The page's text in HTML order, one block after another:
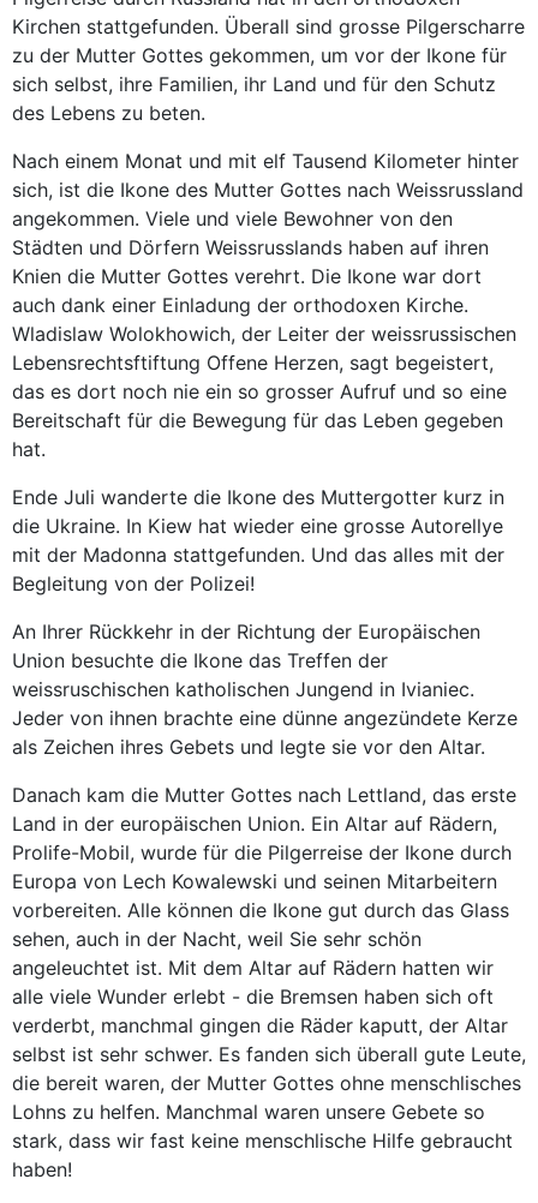
Kirchen stattgefunden. Überall sind grosse Pilgerscharre
zu der Mutter Gottes gekommen, um vor der Ikone für
sich selbst, ihre Familien, ihr Land und für den Schutz
des Lebens zu beten.
Nach einem Monat und mit elf Tausend Kilometer hinter
sich, ist die Ikone des Mutter Gottes nach Weissrussland
angekommen. Viele und viele Bewohner von den
Städten und Dörfern Weissrusslands haben auf ihren
Knien die Mutter Gottes verehrt. Die Ikone war dort
auch dank einer Einladung der orthodoxen Kirche.
Wladislaw Wolokhowich, der Leiter der weissrussischen
Lebensrechtsftiftung Offene Herzen, sagt begeistert,
das es dort noch nie ein so grosser Aufruf und so eine
Bereitschaft für die Bewegung für das Leben gegeben
hat.
Ende Juli wanderte die Ikone des Muttergotter kurz in
die Ukraine. In Kiew hat wieder eine grosse Autorellye
mit der Madonna stattgefunden. Und das alles mit der
Begleitung von der Polizei!
An Ihrer Rückkehr in der Richtung der Europäischen
Union besuchte die Ikone das Treffen der
weissruschischen katholischen Jungend in Ivianiec.
Jeder von ihnen brachte eine dünne angezündete Kerze
als Zeichen ihres Gebets und legte sie vor den Altar.
Danach kam die Mutter Gottes nach Lettland, das erste
Land in der europäischen Union. Ein Altar auf Rädern,
Prolife-Mobil, wurde für die Pilgerreise der Ikone durch
Europa von Lech Kowalewski und seinen Mitarbeitern
vorbereiten. Alle können die Ikone gut durch das Glass
sehen, auch in der Nacht, weil Sie sehr schön
angeleuchtet ist. Mit dem Altar auf Rädern hatten wir
alle viele Wunder erlebt - die Bremsen haben sich oft
verderbt, manchmal gingen die Räder kaputt, der Altar
selbst ist sehr schwer. Es fanden sich überall gute Leute,
die bereit waren, der Mutter Gottes ohne menschlisches
Lohns zu helfen. Manchmal waren unsere Gebete so
stark, dass wir fast keine menschlische Hilfe gebraucht
haben!